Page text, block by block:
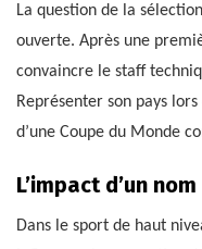
La question de la
ouverte. Après une
convaincre le staff
Représenter son pays
d’une Coupe du Monde
L’impact d’un
Dans le sport de haut